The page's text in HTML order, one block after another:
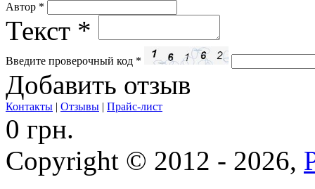
Автор *
Текст *
Введите проверочный код *
Добавить отзыв
Контакты | Отзывы | Прайс-лист
0 грн.
Copyright © 2012 - 2026,